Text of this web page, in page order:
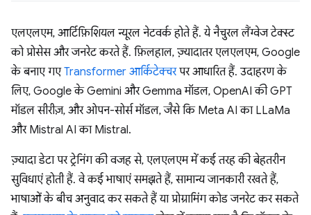
एलएलएम, आर्टिफ़िशियल न्यूरल नेटवर्क होते हैं. ये नैचुरल लैंग्वेज टेक्स्ट
को प्रोसेस और जनरेट करते हैं. फ़िलहाल, ज़्यादातर एलएलएम, Google
के बनाए गएTransformer आर्किटेक्चरपर आधारित हैं. उदाहरण के
लिए, Google के Gemini और Gemma मॉडल, OpenAI की GPT
मॉडल सीरीज़, और ओपन-सोर्स मॉडल, जैसे कि Meta AI का LLaMa
और Mistral AI का Mistral.
ज़्यादा डेटा पर ट्रेनिंग की वजह से, एलएलएम में कई तरह की बेहतरीन
सुविधाएं होती हैं. वे कई भाषाएं समझते हैं, सामान्य जानकारी रखते हैं,
भाषाओं के बीच अनुवाद कर सकते हैं या प्रोग्रामिंग कोड जनरेट कर सकते